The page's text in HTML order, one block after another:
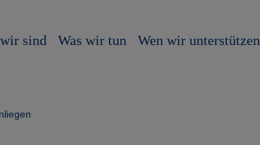
sind Was wir tun Wen wir unterstützen